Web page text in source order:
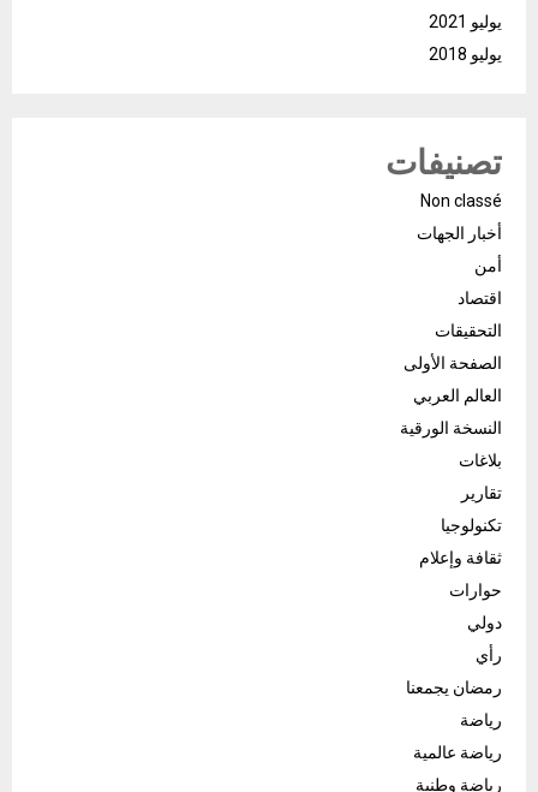
يوليو 2021
يوليو 2018
تصنيفات
Non classé
أخبار الجهات
أمن
اقتصاد
التحقيقات
الصفحة الأولى
العالم العربي
النسخة الورقية
بلاغات
تقارير
تكنولوجيا
ثقافة وإعلام
حوارات
دولي
رأي
رمضان يجمعنا
رياضة
رياضة عالمية
رياضة وطنية